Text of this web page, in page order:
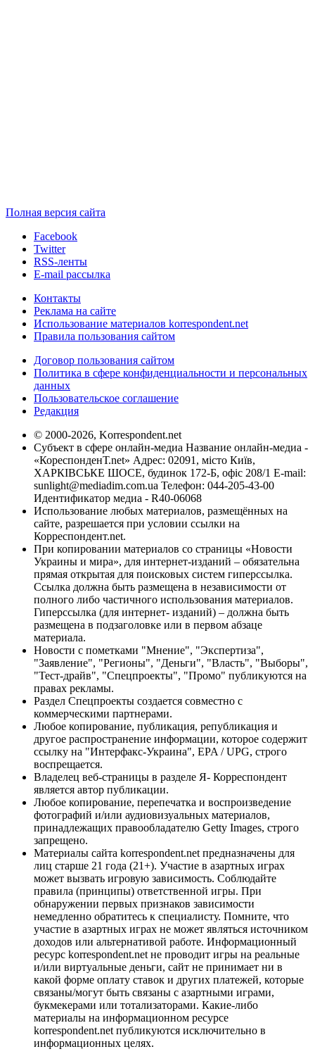
Полная версия сайта
Facebook
Twitter
RSS-ленты
E-mail рассылка
Контакты
Реклама на сайте
Использование материалов korrespondent.net
Правила пользования сайтом
Договор пользования сайтом
Политика в сфере конфиденциальности и персональных
данных
Пользовательское соглашение
Редакция
© 2000-2026, Korrespondent.net
Субъект в сфере онлайн-медиа Название онлайн-медиа -
«КореспонденТ.net» Адрес: 02091, місто Київ,
ХАРКІВСЬКЕ ШОСЕ, будинок 172-Б, офіс 208/1 E-mail:
sunlight@mediadim.com.ua Телефон: 044-205-43-00
Идентификатор медиа - R40-06068
Использование любых материалов, размещённых на
сайте, разрешается при условии ссылки на
Корреспондент.net.
При копировании материалов со страницы «Новости
Украины и мира», для интернет-изданий – обязательна
прямая открытая для поисковых систем гиперссылка.
Ссылка должна быть размещена в независимости от
полного либо частичного использования материалов.
Гиперссылка (для интернет- изданий) – должна быть
размещена в подзаголовке или в первом абзаце
материала.
Новости с пометками "Мнение", "Экспертиза",
"Заявление", "Регионы", "Деньги", "Власть", "Выборы",
"Тест-драйв", "Спецпроекты", "Промо" публикуются на
правах рекламы.
Раздел Спецпроекты создается совместно с
коммерческими партнерами.
Любое копирование, публикация, републикация и
другое распространение информации, которое содержит
ссылку на "Интерфакс-Украина", EPA / UPG, строго
воспрещается.
Владелец веб-страницы в разделе Я- Корреспондент
является автор публикации.
Любое копирование, перепечатка и воспроизведение
фотографий и/или аудиовизуальных материалов,
принадлежащих правообладателю Getty Images, строго
запрещено.
Материалы сайта korrespondent.net предназначены для
лиц старше 21 года (21+). Участие в азартных играх
может вызвать игровую зависимость. Соблюдайте
правила (принципы) ответственной игры. При
обнаружении первых признаков зависимости
немедленно обратитесь к специалисту. Помните, что
участие в азартных играх не может являться источником
доходов или альтернативой работе. Информационный
ресурс korrespondent.net не проводит игры на реальные
и/или виртуальные деньги, сайт не принимает ни в
какой форме оплату ставок и других платежей, которые
связаны/могут быть связаны с азартными играми,
букмекерами или тотализаторами. Какие-либо
материалы на информационном ресурсе
korrespondent.net публикуются исключительно в
информационных целях.